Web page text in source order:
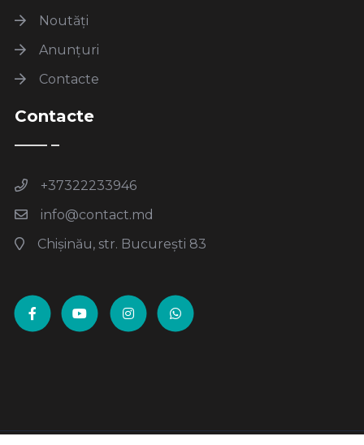
Noutăți
Anunțuri
Contacte
Contacte
+37322233946
info@contact.md
Chișinău, str. București 83